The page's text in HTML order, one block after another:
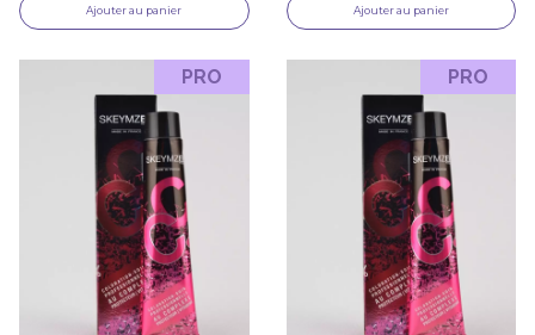
Ajouter au panier Ajouter au panier
PRO PRO